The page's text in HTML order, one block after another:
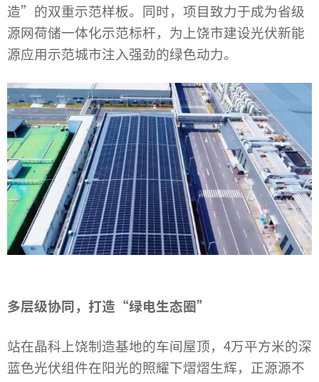
造”的双重示范样板。同时，项目致力于成为省级
源网荷储一体化示范标杆，为上饶市建设光伏新能
源应用示范城市注入强劲的绿色动力。
多层级协同，打造“绿电生态圈”
站在晶科 上饶制造基地的车间屋顶，4万平方米的深
蓝色光伏组件在阳光的照耀下熠熠生辉，正源源不